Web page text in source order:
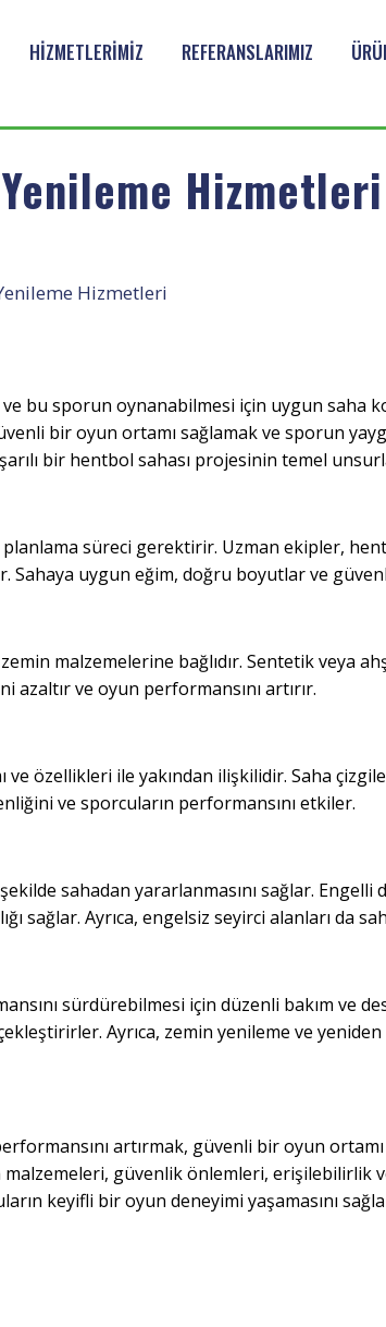
HİZMETLERİMİZ REFERANSLARIMIZ
Yenileme Hizmetleri
Hizmetleri
bu sporun oynanabilmesi için uygun saha
bir oyun ortamı sağlamak ve sporun
bir hentbol sahası projesinin temel
süreci gerektirir. Uzman ekipler,
uygun eğim, doğru boyutlar ve
zemin malzemelerine bağlıdır. Sentetik
ve oyun performansını artırır.
ve özellikleri ile yakından ilişkilidir. Saha
ve sporcuların performansını etkiler.
sahadan yararlanmasını sağlar.
sağlar. Ayrıca, engelsiz seyirci alanları da
sürdürebilmesi için düzenli bakım ve
Ayrıca, zemin yenileme ve
artırmak, güvenli bir oyun
güvenlik önlemleri, erişilebilirlik
keyifli bir oyun deneyimi yaşamasını